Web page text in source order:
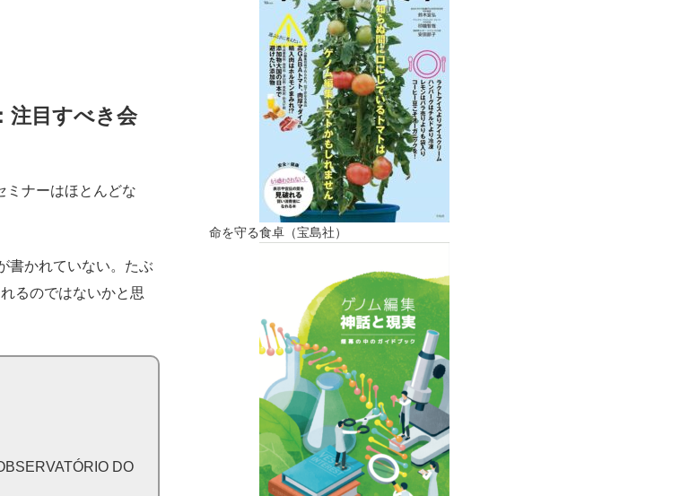
注目すべき会
ミナーはほとんどな
書かれていない。たぶ
るのではないかと思
DO
命を守る食卓（宝島社）